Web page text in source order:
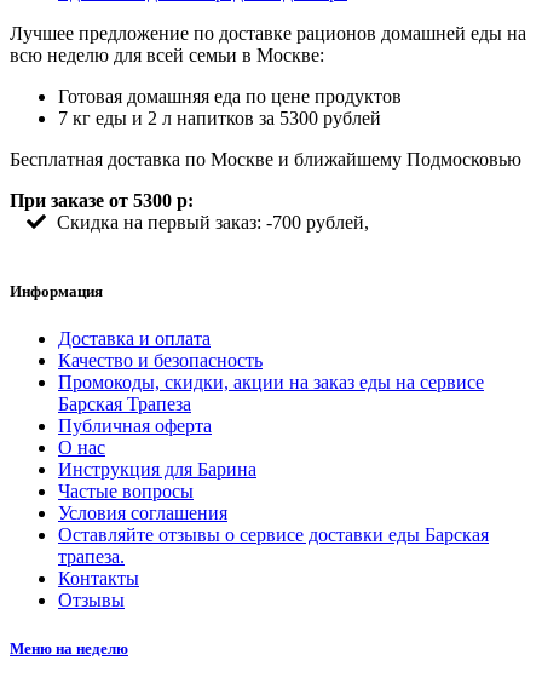
Лучшее предложение по доставке рационов домашней еды на
всю неделю для всей семьи в Москве:
Готовая домашняя еда по цене продуктов
7 кг еды и 2 л напитков за 5300 рублей
Бесплатная доставка по Москве и ближайшему Подмосковью
При заказе от 5300 р:
Скидка на первый заказ: -700 рублей,
Информация
Доставка и оплата
Качество и безопасность
Промокоды, скидки, акции на заказ еды на сервисе
Барская Трапеза
Публичная оферта
О нас
Инструкция для Барина
Частые вопросы
Условия соглашения
Оставляйте отзывы о сервисе доставки еды Барская
трапеза.
Контакты
Отзывы
Меню на неделю